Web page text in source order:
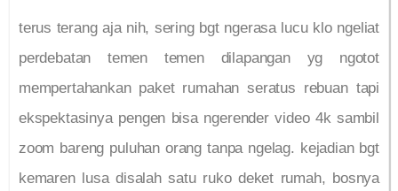
terus terang aja nih, sering bgt ngerasa lucu klo ngeliat
perdebatan temen temen dilapangan yg ngotot
mempertahankan paket rumahan seratus rebuan tapi
ekspektasinya pengen bisa ngerender video 4k sambil
zoom bareng puluhan orang tanpa ngelag. kejadian bgt
kemaren lusa disalah satu ruko deket rumah, bosnya